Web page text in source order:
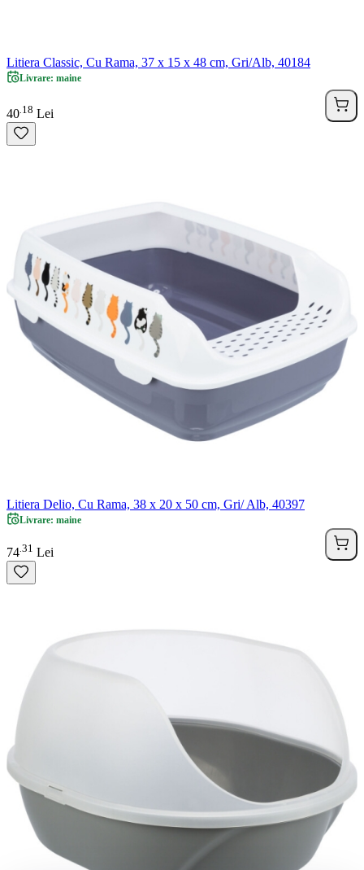
Litiera Classic, Cu Rama, 37 x 15 x 48 cm, Gri/Alb, 40184
Livrare: maine
40 18 Lei
Litiera Delio, Cu Rama, 38 x 20 x 50 cm, Gri/ Alb, 40397
Livrare: maine
74 31 Lei